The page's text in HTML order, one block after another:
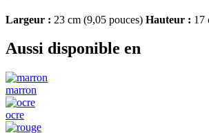
Largeur : 23 cm (9,05 pouces) Hauteur : 17
Aussi disponible en
marron
ocre